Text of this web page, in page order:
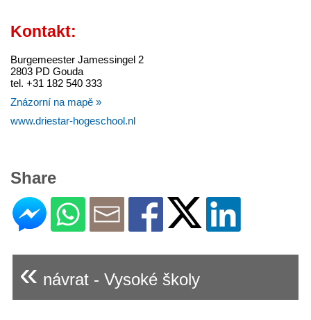
Kontakt:
Burgemeester Jamessingel 2
2803 PD Gouda
tel. +31 182 540 333
Znázorní na mapě »
www.driestar-hogeschool.nl
Share
« návrat - Vysoké školy